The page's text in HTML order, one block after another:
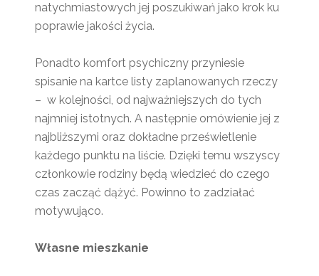
natychmiastowych jej poszukiwań jako krok ku
poprawie jakości życia.
Ponadto komfort psychiczny przyniesie
spisanie na kartce listy zaplanowanych rzeczy
– w kolejności, od najważniejszych do tych
najmniej istotnych. A następnie omówienie jej z
najbliższymi oraz dokładne prześwietlenie
każdego punktu na liście. Dzięki temu wszyscy
członkowie rodziny będą wiedzieć do czego
czas zacząć dążyć. Powinno to zadziałać
motywująco.
Własne mieszkanie